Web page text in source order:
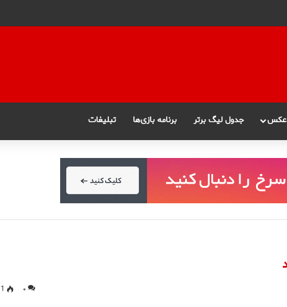
عکس جدول لیگ برتر برنامه بازی‌ها تبلیغات
۰ 1